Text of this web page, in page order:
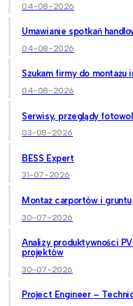
04-08-2026
Umawianie spotkań
04-08-2026
Szukam firmy do montażu
04-08-2026
Serwisy, przeglądy
03-08-2026
BESS Expert
31-07-2026
Montaż carportów i gruntu
30-07-2026
Analizy produktywności
projektów
30-07-2026
Project Engineer –